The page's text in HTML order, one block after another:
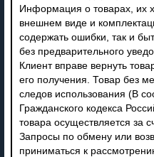
Информация о товарах, их
внешнем виде и
содержать ошибки, так и
без предварительного
Клиент вправе вернуть
его получения. Товар без
следов использования (В
Гражданского кодекса
товара осуществляется за
Запросы по обмену или
приниматься к